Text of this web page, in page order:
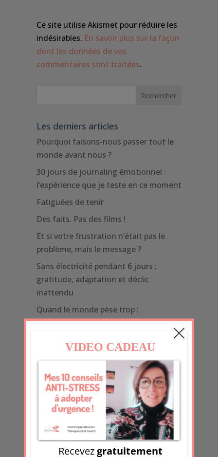
Ce site utilise Akismet pour réduire les
indésirables. En savoir plus sur la façon
dont les données de vos
commentaires sont traitées.
Les derniers articles
Pourquoi faisons-nous passer tout le
monde avant nous ?
30 jours de journaling émotionnel :
l’expérience que je teste en ce moment
Fatiguées de tenir
Des faits. Pas des films !
Et si votre frustration n’était pas le
problème, mais le message ?
Sans électricité pendant 6 jours :
gratitude, adaptation et déclic
inattendu
Quand le monde pèse trop :
comprendre et protéger sa sensibilité
Recevoir la chronique Boostante
Prénom
Email*